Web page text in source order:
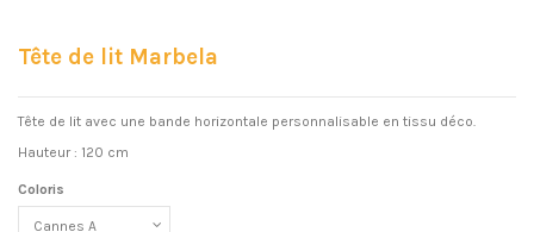
Tête de lit Marbela
Tête de lit avec une bande horizontale personnalisable en tissu déco.
Hauteur : 120 cm
Coloris